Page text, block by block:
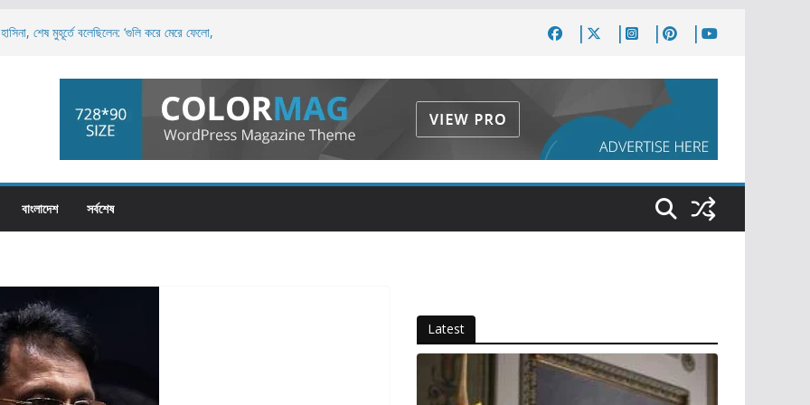
শেষ মুহূর্তে বলেছিলেন: ‘গুলি করে মেরে ফেলো,
বিস্তারের চেষ্টা চলছে: নাহিদ ইসলাম
তাসনিম জারা: ‘জনগণের সেবক হিসেবে দায়িত্বশীল
বাংলাদেশ সর্বশেষ
Latest